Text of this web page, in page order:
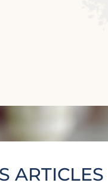
ARTICLES